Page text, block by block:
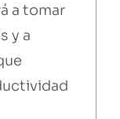
a tomar
y a